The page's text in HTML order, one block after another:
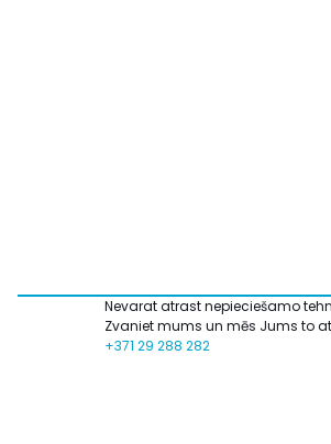
Nevarat atrast nepieciešamo
Zvaniet mums un mēs Jums to
+371 29 288 282